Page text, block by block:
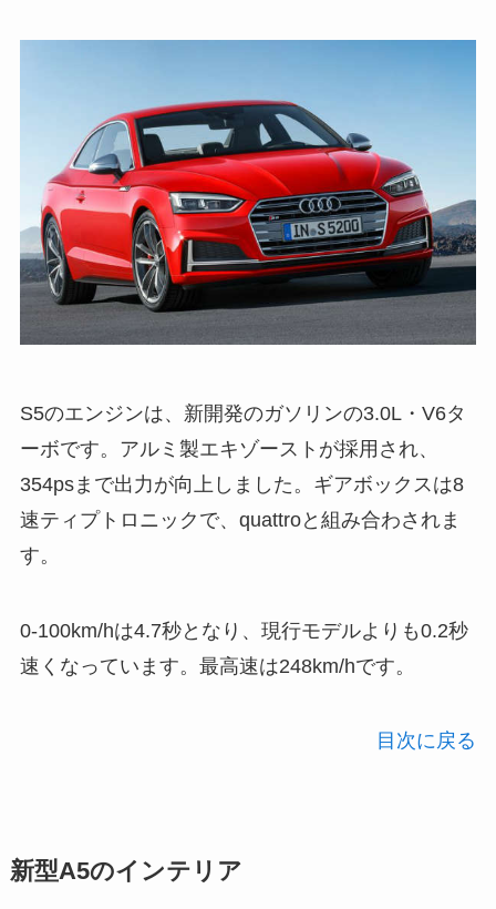
S5のエンジンは、新開発のガソリンの3.0L・V6タ
ーボです。アルミ製エキゾーストが採用され、
354psまで出力が向上しました。ギアボックスは8
速ティプトロニックで、quattroと組み合わされま
す。
0-100km/hは4.7秒となり、現行モデルよりも0.2秒
速くなっています。最高速は248km/hです。
目次に戻る
新型A5のインテリア